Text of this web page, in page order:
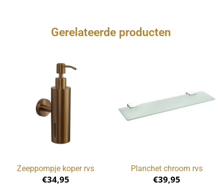
Gerelateerde producten
Zeeppompje koper rvs
€34,95
Planchet chroom rvs
€39,95